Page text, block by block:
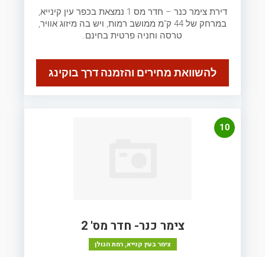
דירת צימר כנר – חדר מס 1 נמצאת בכפר עין קינייא,
במרחק של 44 ק"מ ממושב רמות, ויש בה מיזוג אוויר,
טרסה וחניה פרטית בחינם.
להשוואת מחירים והזמנה דרך בוקינג
10
צימר כנר- חדר מס' 2
צימר בעין קנייא, רמת הגולן